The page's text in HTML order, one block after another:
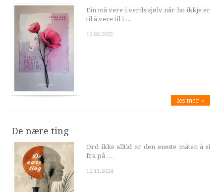
Ein må vere i verda sjølv når ho ikkje er
til å vere til i ...
10.02.2025
les mer »
De nære ting
Ord ikke alltid er den eneste måten å si
fra på …
12.11.2024